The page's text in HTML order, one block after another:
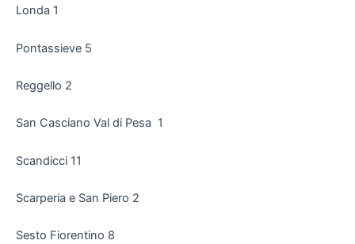
Londa 1
Pontassieve 5
Reggello 2
San Casciano Val di Pesa 1
Scandicci 11
Scarperia e San Piero 2
Sesto Fiorentino 8